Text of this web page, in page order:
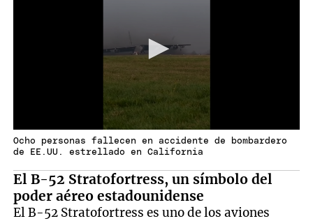
Ocho personas fallecen en accidente de bombardero
de EE.UU. estrellado en California
El B-52 Stratofortress, un símbolo del
poder aéreo estadounidense
El B-52 Stratofortress es uno de los aviones